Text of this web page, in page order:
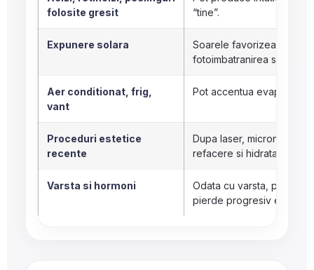
folosite gresit
“tine”.
Expunere solara
Soarele favorizeaza
fotoimbatranirea si
Aer conditionat, frig,
vant
Pot accentua
Proceduri estetice
recente
Dupa laser,
refacere si hidratare
Varsta si hormoni
Odata cu varsta, pielea
pierde progresiv